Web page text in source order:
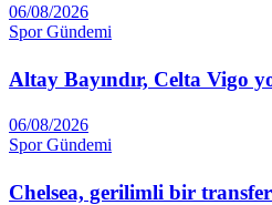
06/08/2026
Spor Gündemi
Altay Ba­yındır, Celta Vigo
06/08/2026
Spor Gündemi
Chelsea, gerilimli bir